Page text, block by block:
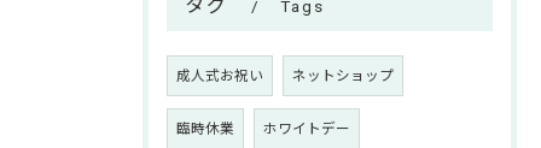
タグ Tags
成人式お祝い ネットショップ
臨時休業 ホワイトデー